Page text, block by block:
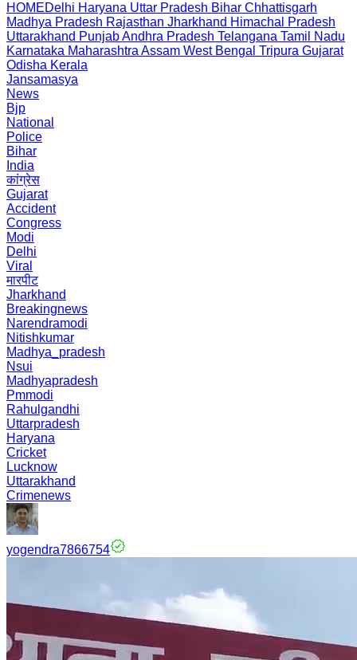
HOMEDelhi Haryana Uttar Pradesh Bihar Chhattisgarh
Madhya Pradesh Rajasthan Jharkhand Himachal Pradesh
Uttarakhand PunjabAndhra Pradesh Telangana Tamil Nadu
Karnataka Maharashtra Assam West Bengal Tripura Gujarat
Odisha Kerala
Jansamasya
News
Bjp
National
Police
Bihar
India
कांग्रेस
Gujarat
Accident
Congress
Modi
Delhi
Viral
मारपीट
Jharkhand
Breakingnews
Narendramodi
Nitishkumar
Madhya_pradesh
Nsui
Madhyapradesh
Pmmodi
Rahulgandhi
Uttarpradesh
Haryana
Cricket
Lucknow
Uttarakhand
Crimenews
yogendra7866754